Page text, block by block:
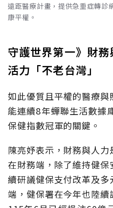
遠距醫療計畫，提供急重症轉診
康平權。
守護世界第一》財
活力「不老台灣」
如此優質且平權的醫療
能連續8年蟬聯生活數
保健指數冠軍的關鍵。
陳亮妤表示，財務與人力
在財務端，除了維持健
續研議健保支付改革及
端，健保署在今年也陸